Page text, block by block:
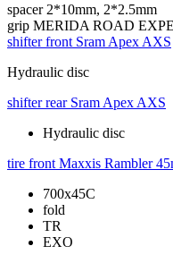
spacer 2*10mm, 2*2.5mm
grip MERIDA ROAD
shifter front Sram Apex AXS
Hydraulic disc
shifter rear Sram Apex AXS
Hydraulic disc
tire front Maxxis Rambler
700x45C
fold
TR
EXO